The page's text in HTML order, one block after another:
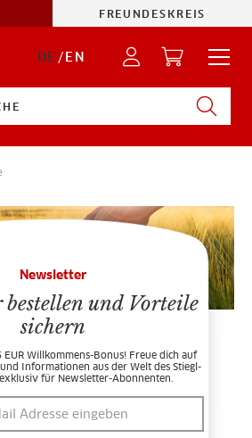
FREUNDESKREIS
DE/EN
Newsletter
bestellen und Vorteile
sichern
EUR Willkommens-Bonus! Freue dich auf
Informationen aus der Welt des Stiegl-
für Newsletter-Abonnenten.